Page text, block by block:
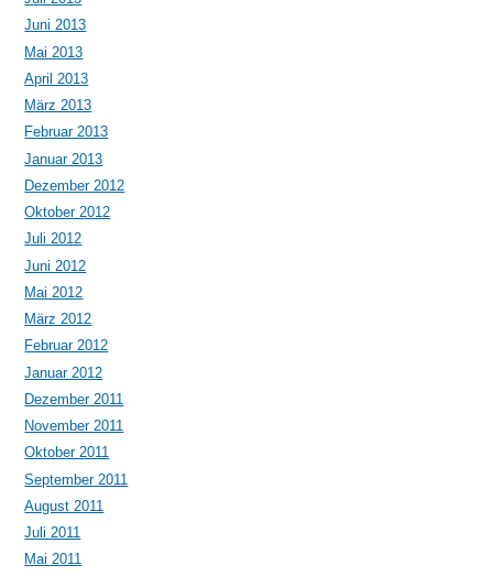
Juni 2013
Mai 2013
April 2013
März 2013
Februar 2013
Januar 2013
Dezember 2012
Oktober 2012
Juli 2012
Juni 2012
Mai 2012
März 2012
Februar 2012
Januar 2012
Dezember 2011
November 2011
Oktober 2011
September 2011
August 2011
Juli 2011
Mai 2011